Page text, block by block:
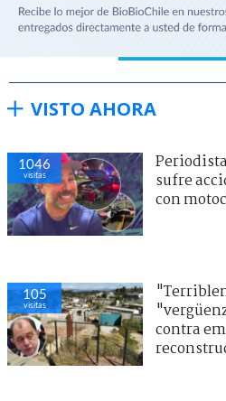
VISTO AHORA
1046
visitas
sufre
con
105
visitas
contra